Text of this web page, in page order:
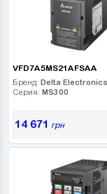
VFD7A5MS21AFSAA
Бренд: Delta Electronics
Серия: MS300
14 671 грн